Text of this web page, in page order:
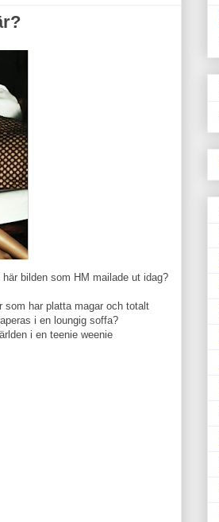
bilden som HM mailade ut idag?
som har platta magar och totalt
i en loungig soffa?
i en teenie weenie